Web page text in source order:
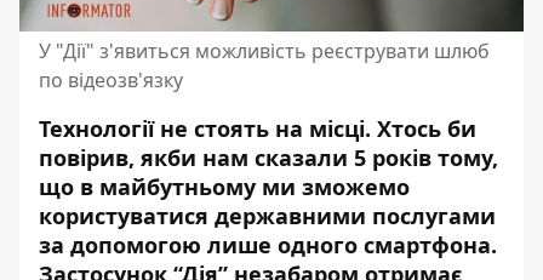
У "Дії" з'явиться можливість реєструвати шлюб
по відеозв'язку
Технології не стоять на місці. Хтось би
повірив, якби нам сказали 5 років тому,
що в майбутньому ми зможемо
користуватися державними послугами
за допомогою лише одного смартфона.
Застосунок “Дія” незабаром отримає